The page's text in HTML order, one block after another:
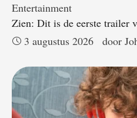
Entertainment
Zien: Dit is de eerste trailer
3 augustus 2026
door